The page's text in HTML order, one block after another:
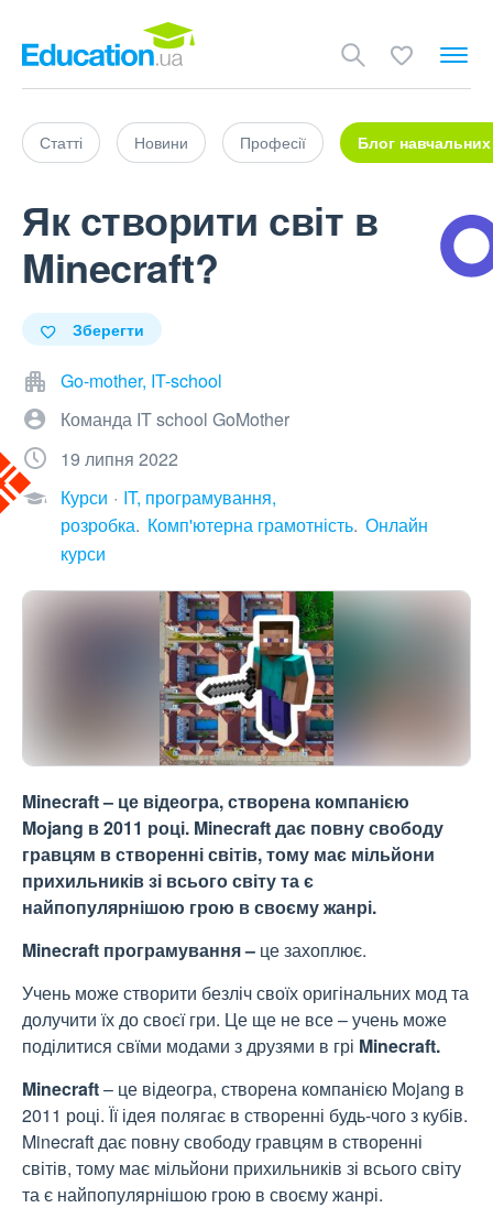
Статті Новини Професії Блог навчальних
Як створити світ в
Minecraft?
Зберегти
Go-mother, IT-school
Команда IT school GoMother
19 липня 2022
Курси
IT, програмування,
розробка Комп'ютерна грамотність Онлайн
курси
Minecraft – це відеогра, створена компанією
Mojang в 2011 році. Minecraft дає повну свободу
гравцям в створенні світів, тому має мільйони
прихильників зі всього світу та є
найпопулярнішою грою в своєму жанрі.
Minecraft програмування – це захоплює.
Учень може створити безліч своїх оригінальних мод та
долучити їх до своєї гри. Це ще не все – учень може
поділитися свїми модами з друзями в грі Minecraft.
Minecraft– це відеогра, створена компанією Mojang в
2011 році. Її ідея полягає в створенні будь-чого з кубів.
Minecraft дає повну свободу гравцям в створенні
світів, тому має мільйони прихильників зі всього світу
та є найпопулярнішою грою в своєму жанрі.